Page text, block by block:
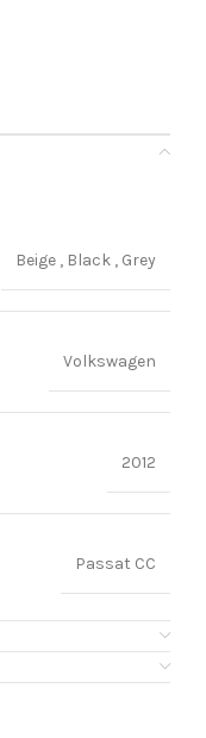
Beige , Black , Grey
Volkswagen
2012
Passat CC